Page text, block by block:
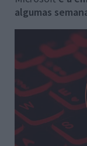
algumas